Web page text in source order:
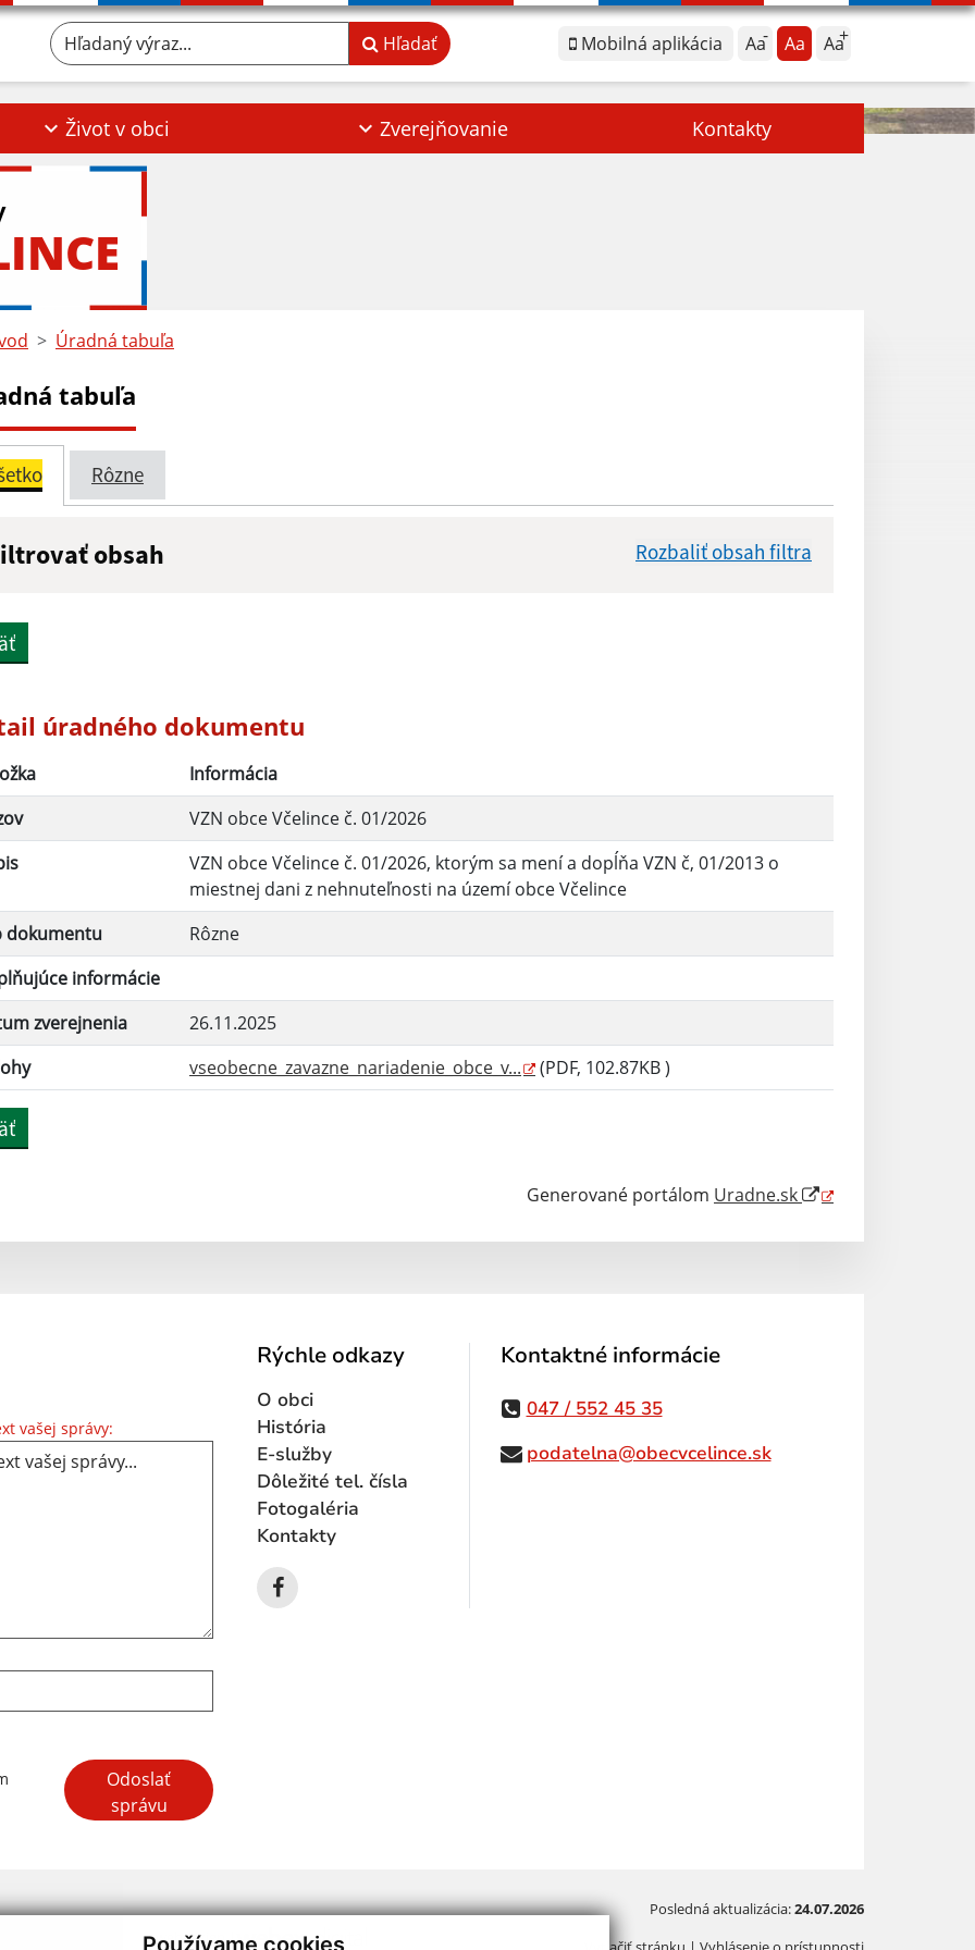
Používame cookies
Mobilná aplikácia Aa Aa Aa
Hľadaný výraz... Hľadať
Život v obci Zverejňovanie Kontakty
Úradná tabuľa
tabuľa
Rôzne
obsah Rozbaliť obsah filtra
Filtrovať Reset
úradného dokumentu
Informácia
VZN obce Včelince č. 01/2026
VZN obce Včelince č. 01/2026, ktorým sa mení a dopĺňa VZN č, 01/2013 o
miestnej dani z nehnuteľnosti na území obce Včelince
dokumentu
Rôzne
informácie
zverejnenia
26.11.2025
vseobecne_zavazne_nariadenie_obce_v... (PDF, 102.87KB )
Generované portálom Uradne.sk
vašej správy: Text vašej správy...
Google reCaptcha Response
Odoslať
správu
Rýchle odkazy
O obci
História
E-služby
Dôležité tel. čísla
Fotogaléria
Kontakty
Kontaktné informácie
047 / 552 45 35
podatelna@obecvcelince.sk
Posledná aktualizácia:24.07.2026
webdesign|